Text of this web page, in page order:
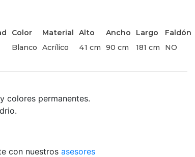
Color Material Alto Ancho Largo
Faldón
Blanco Acrílico 41 cm 90 cm 181 cm NO
colores permanentes.
con nuestros asesores